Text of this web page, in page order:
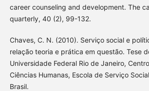
career counseling and development. The
quarterly, 40 (2), 99-132.
Chaves, C. N. (2010). Serviço social e
relação teoria e prática em questão. Tese
Universidade Federal Rio de Janeiro,
Ciências Humanas, Escola de Serviço
Brasil.